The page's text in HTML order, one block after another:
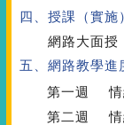
四、授課（實施
網路大面授
五、網路教學進
第一週
第二週